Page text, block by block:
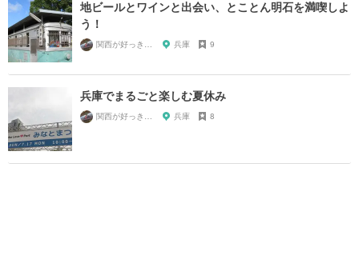
地ビールとワインと出会い、とことん明石を満喫しよ
う！
関西が好っきゃねん 兵庫 9
兵庫でまるごと楽しむ夏休み
関西が好っきゃねん 兵庫 8